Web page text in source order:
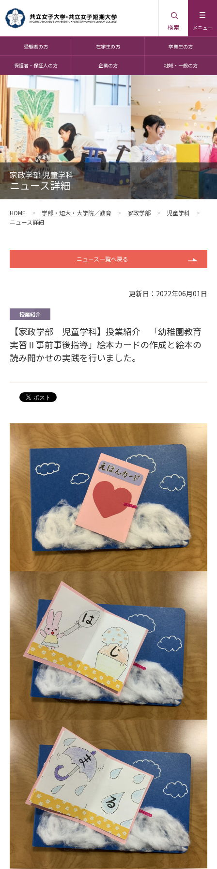
メニュー
検索
受験者の方 在学生の方 卒業生の方
保護者・保証人の方 企業の方 地域・一般の方
家政学部 児童学科
ニュース詳細
HOME 学部・短大・大学院／教育 家政学部
児童学科
ニュース詳細
ニュース一覧へ戻る
更新日：2022年06月01日
授業紹介
【家政学部 児童学科】授業紹介 「幼稚園教育
実習Ⅱ事前事後指導」絵本カードの作成と絵本の
読み聞かせの実践を行いました。